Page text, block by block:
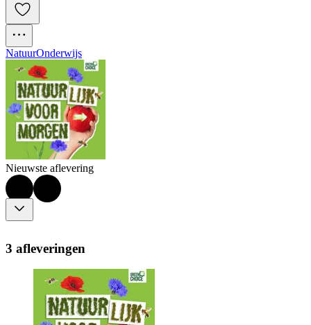
NatuurOnderwijs
Nieuwste aflevering
3 afleveringen